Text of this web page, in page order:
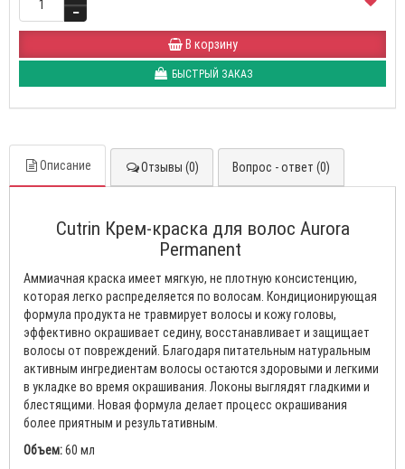
В корзину
БЫСТРЫЙ ЗАКАЗ
Описание Отзывы (0) Вопрос - ответ (0)
Cutrin Крем-краска для волос Aurora
Permanent
Аммиачная краска имеет мягкую, не плотную консистенцию,
которая легко распределяется по волосам. Кондиционирующая
формула продукта не травмирует волосы и кожу головы,
эффективно окрашивает седину, восстанавливает и защищает
волосы от повреждений. Благодаря питательным натуральным
активным ингредиентам волосы остаются здоровыми и легкими
в укладке во время окрашивания. Локоны выглядят гладкими и
блестящими. Новая формула делает процесс окрашивания
более приятным и результативным.
Объем:60 мл